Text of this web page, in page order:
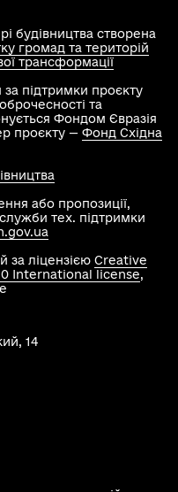
будівництва створена
громад та територій
трансформації
підтримки проєкту
та
Фондом Євразія
проєкту — Фонд Східна
або пропозиції,
тех. підтримки
за ліцензією Creative
International license,
14